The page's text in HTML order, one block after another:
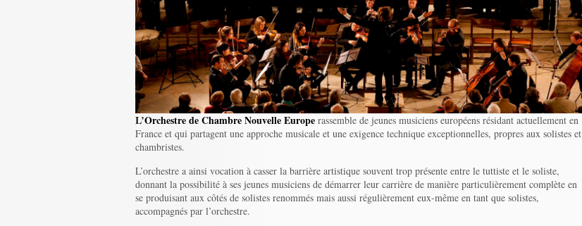
L’Orchestre de Chambre Nouvelle Europe rassemble de jeunes musiciens européens résidant actuellement en
France et qui partagent une approche musicale et une exigence technique exceptionnelles, propres aux solistes et
chambristes.
L’orchestre a ainsi vocation à casser la barrière artistique souvent trop présente entre le tuttiste et le soliste,
donnant la possibilité à ses jeunes musiciens de démarrer leur carrière de manière particulièrement complète en
se produisant aux côtés de solistes renommés mais aussi régulièrement eux-même en tant que solistes,
accompagnés par l’orchestre.